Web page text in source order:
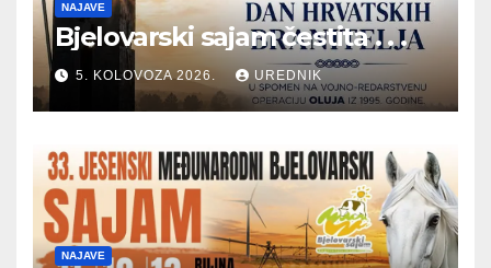
NAJAVE
Bjelovarski sajam čestita . . .
5. KOLOVOZA 2026. UREDNIK
NAJAVE